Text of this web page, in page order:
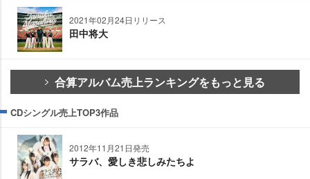
2021年02月24日リリース
田中将大
合算アルバム売上ランキングをもっと見る
CDシングル売上TOP3作品
2012年11月21日発売
サラバ、愛しき悲しみたちよ